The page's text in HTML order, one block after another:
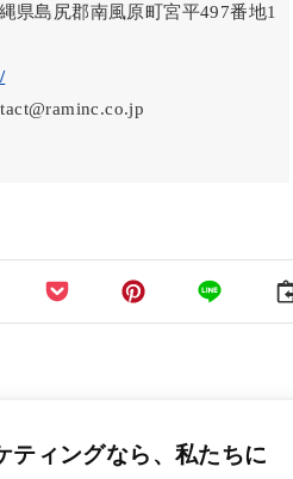
県島尻郡南風原町宮平497番地1
ィングなら、 私たちに